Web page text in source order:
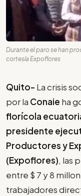
Durante el paro se han
cortesía Expoflores
Quito- La crisis
por la Conaie ha
florícola
presidente
Productores y
(Expoflores), las
entre $ 7 y 8
trabajadores